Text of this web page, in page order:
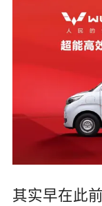
其实早在此